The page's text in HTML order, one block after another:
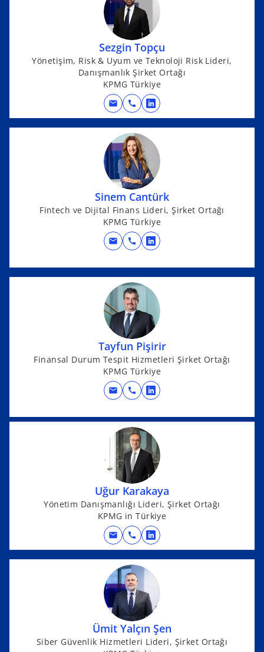
n
a
n
e
w
t
a
Sezgin Topçu
Yönetişim, Risk & Uyum ve Teknoloji Risk Lideri,
Danışmanlık Şirket Ortağı
KPMG Türkiye
mail call
o
e
s
i
n
a
n
e
w
t
a
b
Sinem Cantürk
Fintech ve Dijital Finans Lideri, Şirket Ortağı
KPMG Türkiye
mail call
o
e
n
i
n
a
n
e
w
t
a
b
Tayfun Pişirir
Finansal Durum Tespit Hizmetleri Şirket Ortağı
KPMG Türkiye
mail call
o
e
n
s
n
a
n
e
w
t
b
Uğur Karakaya
Yönetim Danışmanlığı Lideri, Şirket Ortağı
KPMG in Türkiye
mail call
o
e
s
i
n
a
Ümit Yalçın Şen
Siber Güvenlik Hizmetleri Lideri, Şirket Ortağı